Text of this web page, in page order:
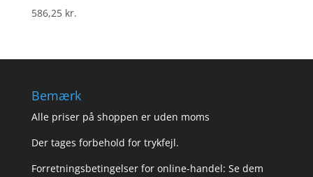
586,25 kr.
Bemærk
Alle priser på shoppen er uden moms
Der tages forbehold for trykfejl.
Forretningsbetingelser for online-handel: Se dem